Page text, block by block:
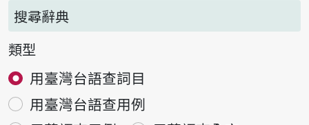
搜尋辭典
類型
用臺灣台語查詞目
用臺灣台語查用例